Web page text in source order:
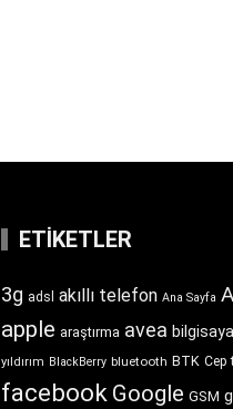
ETIKETLER
3g adsl akıllı telefon Ana Sayfa
apple araştırma avea
yıldırım BlackBerry bluetooth BTK Cep
facebook Google GSM